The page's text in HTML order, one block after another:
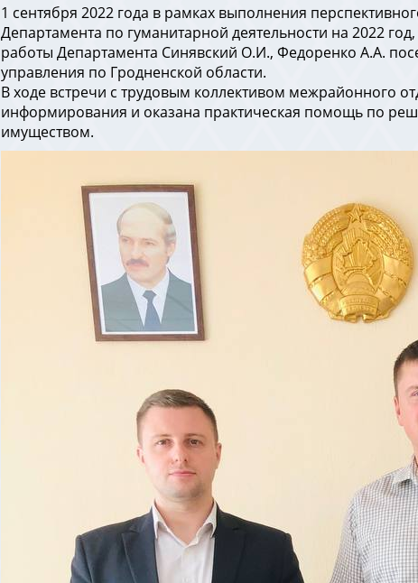
1 сентября 2022 года в рамках выполнения
Департамента по гуманитарной деятельности на 2022
работы Департамента Синявский О.И., Федоренко А.А.
управления по Гродненской области.
В ходе встречи с трудовым коллективом межрайонного
информирования и оказана практическая помощь по
имуществом.